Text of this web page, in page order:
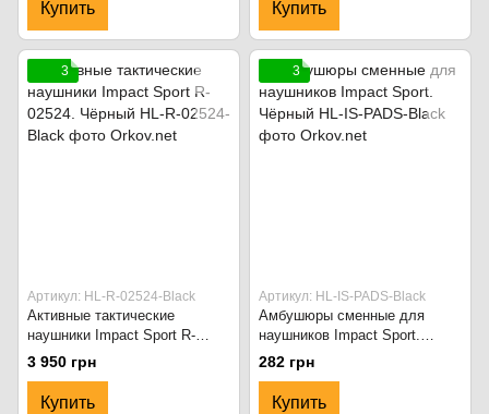
Купить Купить
3
Артикул: HL-R-02524-Black
Активные тактические
наушники Impact Sport R-
02524. Чёрный
3 950 грн
Купить
3
Артикул: HL-IS-PADS-Black
Амбушюры сменные для
наушников Impact Sport.
Чёрный
282 грн
Купить